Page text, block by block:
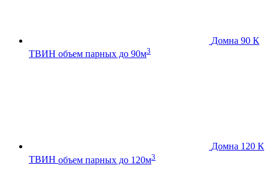
Домна 90 К
ТВИН объем парных до 90м3
Домна 120 К
ТВИН объем парных до 120м3